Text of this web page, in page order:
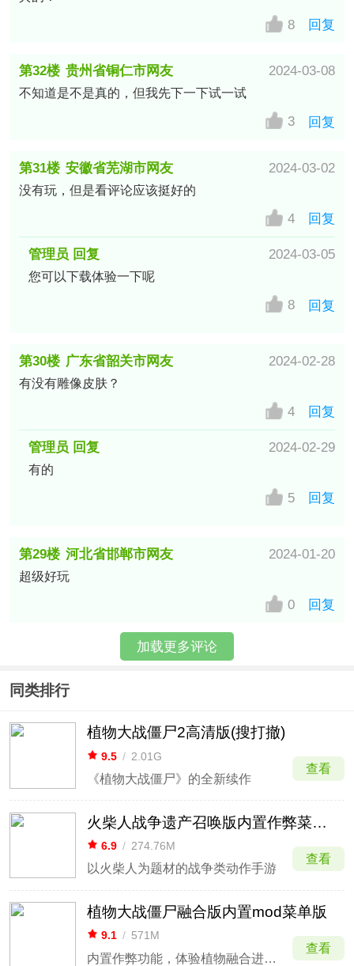
8 回复
第32楼 贵州省铜仁市网友 2024-03-08
不知道是不是真的，但我先下一下试一试
3 回复
第31楼 安徽省芜湖市网友 2024-03-02
没有玩，但是看评论应该挺好的
4 回复
管理员 回复 2024-03-05
您可以下载体验一下呢
8 回复
第30楼 广东省韶关市网友 2024-02-28
有没有雕像皮肤？
4 回复
管理员 回复 2024-02-29
有的
5 回复
第29楼 河北省邯郸市网友 2024-01-20
超级好玩
0 回复
加载更多评论
同类排行
植物大战僵尸2高清版(搜打撤)
9.5 / 2.01G
《植物大战僵尸》的全新续作
查看
火柴人战争遗产召唤版内置作弊菜单最新版
6.9 / 274.76M
以火柴人为题材的战争类动作手游
查看
植物大战僵尸融合版内置mod菜单版
9.1 / 571M
内置作弊功能，体验植物融合进化玩法。
查看